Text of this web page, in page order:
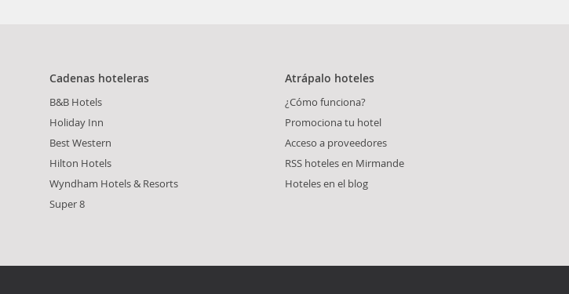
Cadenas hoteleras
B&B Hotels
Holiday Inn
Best Western
Hilton Hotels
Wyndham Hotels & Resorts
Super 8
Atrápalo hoteles
¿Cómo funciona?
Promociona tu hotel
Acceso a proveedores
RSS hoteles en Mirmande
Hoteles en el blog